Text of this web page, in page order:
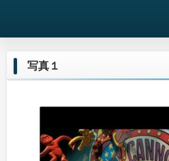
写真１